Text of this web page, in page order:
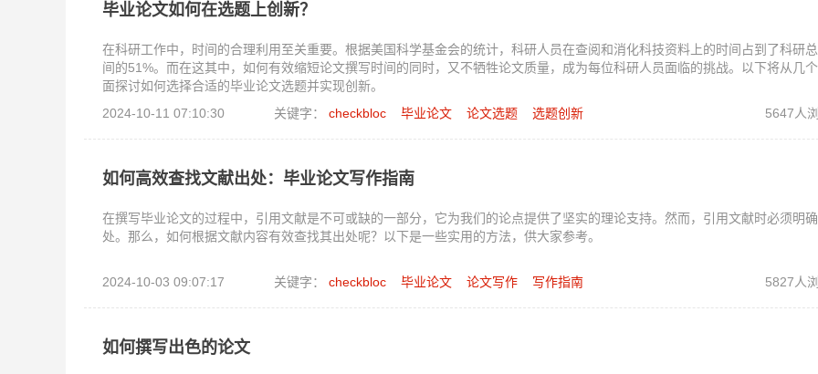
毕业论文如何在选题上创新？
在科研工作中，时间的合理利用至关重要。根据美国科学基金会的统计，科研人员在查阅和消化科技资料上的时间占到了科研
间的51%。而在这其中，如何有效缩短论文撰写时间的同时，又不牺牲论文质量，成为每位科研人员面临的挑战。以下将从几
面探讨如何选择合适的毕业论文选题并实现创新。
2024-10-11 07:10:30
关键字： checkbloc 毕业论文 论文选题 选题创新 5647人
如何高效查找文献出处：毕业论文写作指南
在撰写毕业论文的过程中，引用文献是不可或缺的一部分，它为我们的论点提供了坚实的理论支持。然而，引用文献时必须明
处。那么，如何根据文献内容有效查找其出处呢？以下是一些实用的方法，供大家参考。
2024-10-03 09:07:17 关键字： checkbloc 毕业论文 论文写作 写作指南 5827人
如何撰写出色的论文